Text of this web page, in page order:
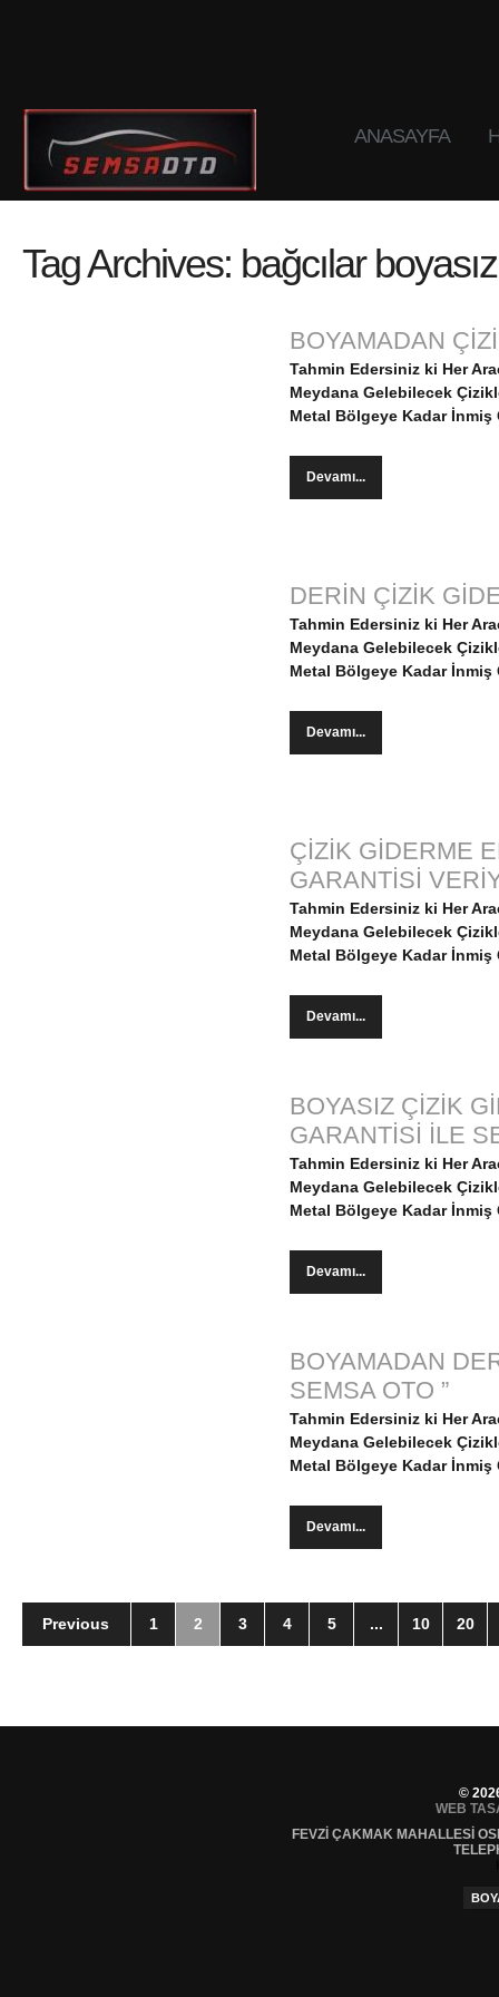
ANASAYFA
Tag Archives: bağcılar
BOYAMADAN
Tahmin Edersiniz ki Her
Meydana Gelebilecek
Metal Bölgeye Kadar İnmiş
Devamı...
DERİN ÇİZİK
Tahmin Edersiniz ki Her
Meydana Gelebilecek
Metal Bölgeye Kadar İnmiş
Devamı...
ÇİZİK GİDERME
GARANTİSİ
Tahmin Edersiniz ki Her
Meydana Gelebilecek
Metal Bölgeye Kadar İnmiş
Devamı...
BOYASIZ ÇİZİK
GARANTİSİ İLE
Tahmin Edersiniz ki Her
Meydana Gelebilecek
Metal Bölgeye Kadar İnmiş
Devamı...
BOYAMADAN
SEMSA OTO ”
Tahmin Edersiniz ki Her
Meydana Gelebilecek
Metal Bölgeye Kadar İnmiş
Devamı...
Previous 1 2 3 4 5 ... 10 20
©
WEB
FEVZI ÇAKMAK MAHALLESI